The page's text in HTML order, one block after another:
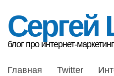
блог про интернет-
Главная Twitter